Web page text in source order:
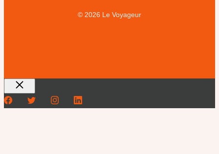
© 2026 Le Voyageur
Fermer